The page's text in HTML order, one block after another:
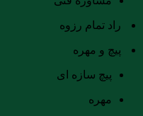
راد تمام رزوه
پیچ و مهره
پیچ سازه ای
مهره